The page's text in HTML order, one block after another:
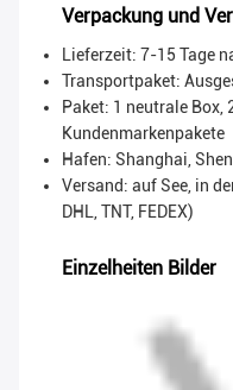
Verpackung und
Lieferzeit: 7-15 Tage
Transportpaket:
Paket: 1 neutrale Box,
Kundenmarkenpakete
Hafen: Shanghai,
Versand: auf See, in
DHL, TNT, FEDEX)
Einzelheiten Bilder